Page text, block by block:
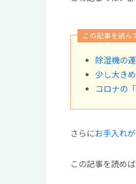
この記事を読ん
除湿機の
少し大き
コロナの
さらにお手入れ
この記事を読め